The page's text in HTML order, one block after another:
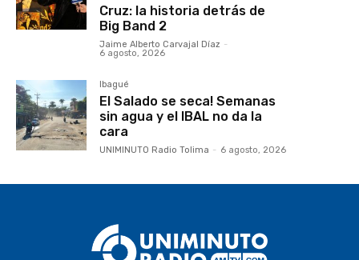
Cruz: la historia detrás de
Big Band 2
Jaime Alberto Carvajal Díaz -
6 agosto, 2026
Ibagué
El Salado se seca! Semanas
sin agua y el IBAL no da la
cara
UNIMINUTO Radio Tolima - 6 agosto, 2026